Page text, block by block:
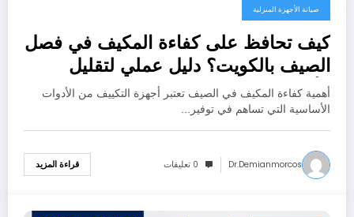
صيانة الأجهزة المنزلية
كيف تحافظ على كفاءة المكيف في فصل
الصيف بالكويت؟ دليل عملي لتقليل
الأعطال وتوفير الكهرباء
أهمية كفاءة المكيف في الصيف تعتبر أجهزة التكييف من الأدوات
الأساسية التي تساهم في توفير…
Dr.demianmorcos 0 تعليقات قراءة المزيد